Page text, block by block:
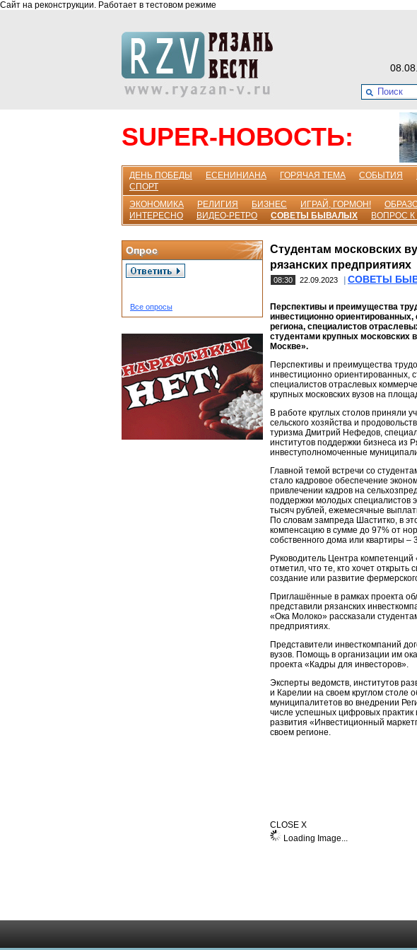
Сайт на реконструкции. Работает в тестовом режиме
SUPER-НОВОСТЬ:
ДЕНЬ ПОБЕДЫ ЕСЕНИНИАНА ГОРЯЧАЯ ТЕМА СОБЫТИЯ
СПОРТ
ЭКОНОМИКА
РЕЛИГИЯ БИЗНЕС ИГРАЙ, ГОРМОН!
ИНТЕРЕСНО
ВИДЕО-РЕТРО СОВЕТЫ БЫВАЛЫХ ВОПРОС К
Опрос
Все опросы
Студентам московских
рязанских предприятиях
08:30 22.09.2023 СОВЕТЫ
Перспективы и преимущества
инвестиционно ориентированных,
региона, специалистов
студентами крупных московских
Москве».
Перспективы и преимущества
инвестиционно ориентированных,
специалистов отраслевых
крупных московских вузов на
В работе круглых столов приняли
сельского хозяйства и
туризма Дмитрий Нефедов,
институтов поддержки бизнеса из
инвеступолномоченные
Главной темой встречи со
стало кадровое обеспечение
привлечении кадров на
поддержки молодых специалистов
тысяч рублей, ежемесячные
По словам зампреда Шаститко, в
компенсацию в сумме до 97% от
собственного дома или квартиры –
Руководитель Центра
отметил, что те, кто хочет открыть
создание или развитие
Приглашённые в рамках проекта
представили рязанских
«Ока Молоко» рассказали
предприятиях.
Представители инвесткомпаний
вузов. Помощь в организации им
проекта «Кадры для инвесторов».
Эксперты ведомств, институтов
и Карелии на своем круглом столе
муниципалитетов во внедрении
числе успешных цифровых практик
развития «Инвестиционный
своем регионе.
CLOSE X
Loading Image...